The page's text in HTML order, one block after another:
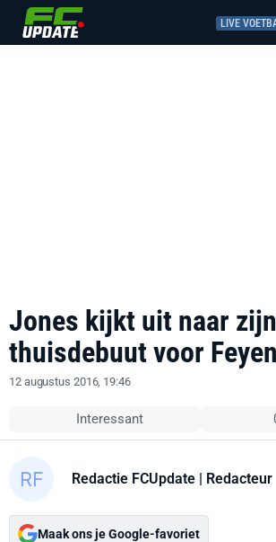
LIVE
Jones kijkt uit naar zijn
thuisdebuut voor
12 augustus 2016, 19:46
Interessant
Redactie FCUpdate | Redacteur
Maak ons je Google-favoriet